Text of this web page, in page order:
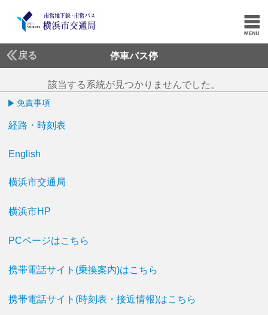
戻る 停車バス停
該当する系統が見つかりませんでした。
免責事項
経路・時刻表
English
横浜市交通局
横浜市HP
PCページはこちら
携帯電話サイト(乗換案内)はこちら
携帯電話サイト(時刻表・接近情報)はこちら